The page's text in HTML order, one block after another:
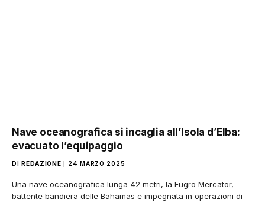
Nave oceanografica si incaglia all’Isola d’Elba:
evacuato l’equipaggio
DI REDAZIONE 24 MARZO 2025
Una nave oceanografica lunga 42 metri, la Fugro Mercator,
battente bandiera delle Bahamas e impegnata in operazioni di